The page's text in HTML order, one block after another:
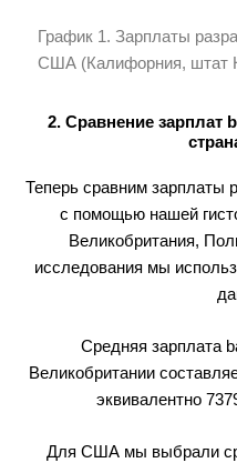
График 1. Зарплаты
США (Калифорния, штат
2. Сравнение зарплат
Теперь сравним зарплаты
с помощью нашей
Великобритания,
исследования мы
Средняя зарплата
Великобритании
эквивалентно
Для США мы выбрали